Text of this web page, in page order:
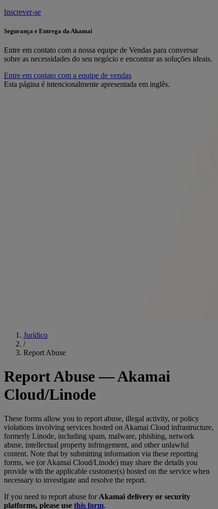
Inscrever-se
Segurança e Entrega da Akamai
Entre em contato com a nossa equipe de Vendas para conversar
sobre as necessidades do seu negócio e encontrar as soluções ideais.
Entre em contato com a equipe de vendas
Esta página é intencionalmente apresentada em inglês.
Jurídico
/
Report Abuse
Report Abuse — Akamai
Cloud/Linode
These forms allow you to report abuse, illegal activity, or policy
violations involving services hosted on Akamai Cloud infrastructure,
formerly Linode, including spam, malware, phishing, network
abuse, intellectual property infringement, and other unlawful
content. Note that by submitting information via these reporting
forms, we (or Akamai Cloud/Linode) may share the details you
provide with the applicable customer(s) hosted on the service when
necessary to investigate and resolve the report.
If you need to report abuse for Akamai delivery or security
platforms, please use this form.